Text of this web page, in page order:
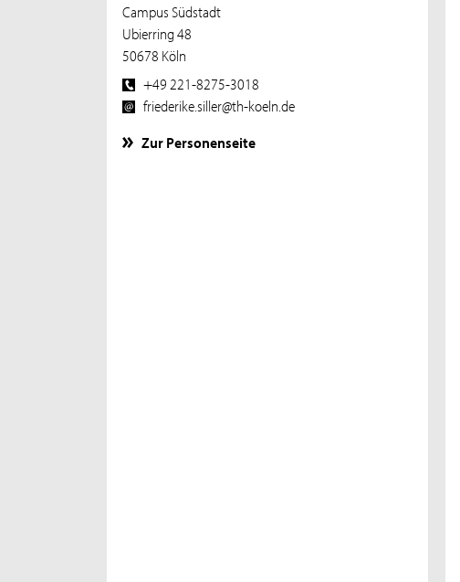
Campus Südstadt
Ubierring 48
50678 Köln
+49 221-8275-3018
friederike.siller@th-koeln.de
Zur Personenseite